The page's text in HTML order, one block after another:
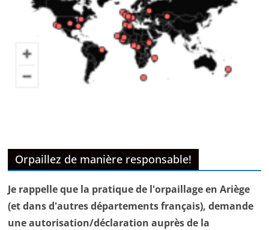
Orpaillez de manière responsable!
Je rappelle que la pratique de l'orpaillage en Ariège
(et dans d'autres départements français), demande
une autorisation/déclaration auprès de la